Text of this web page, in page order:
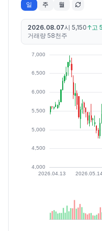
일 주 월
2026.08.07시 5,150 ↑고
거래량 58천주